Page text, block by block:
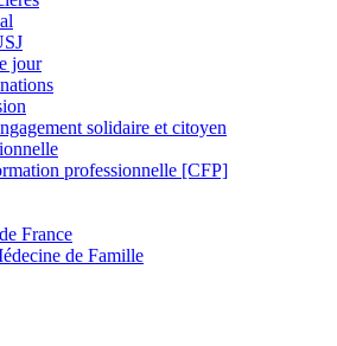
jour
solidaire et citoyen
professionnelle [CFP]
France
de Famille